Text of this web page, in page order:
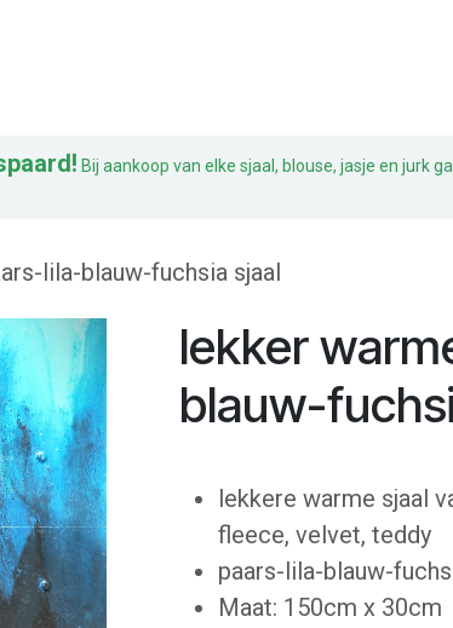
Bij aankoop van elke sjaal, blouse, jasje en jurk
lila-blauw-fuchsia sjaal
lekker
blauw-
lekkere warme sjaal
fleece, velvet, teddy
paars-lila-blauw-
Maat: 150cm x 30cm